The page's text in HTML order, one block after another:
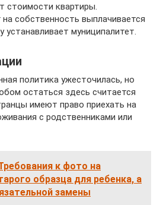
стоимости квартиры.
собственность выплачивается
устанавливает муниципалитет.
политика ужесточилась, но
остаться здесь считается
имеют право приехать на
с родственниками или
к фото на
образца для ребенка, а
замены